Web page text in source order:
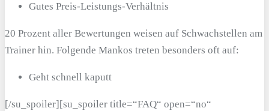
Gutes Preis-Leistungs-Verhältnis
20 Prozent aller Bewertungen weisen auf Schwachstellen am
Trainer hin. Folgende Mankos treten besonders oft auf:
Geht schnell kaputt
[/su_spoiler][su_spoiler title=“FAQ“ open=“no“